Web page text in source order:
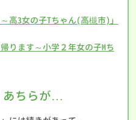
高3女の子Tちゃん(高槻市)」
ります～小学２年女の子Mち
あちらが…